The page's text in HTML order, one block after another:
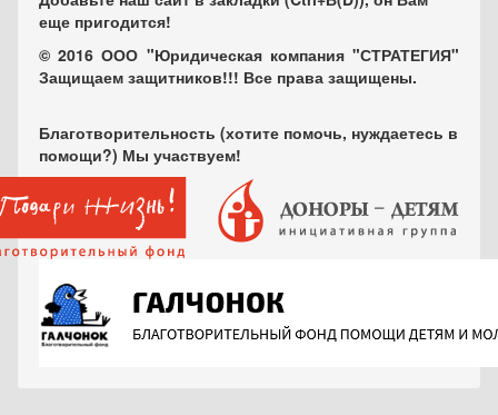
еще пригодится!
© 2016 ООО "Юридическая компания "СТРАТЕГИЯ"
Защищаем защитников!!! Все права защищены.
Благотворительность (хотите помочь, нуждаетесь в
помощи?) Мы участвуем!